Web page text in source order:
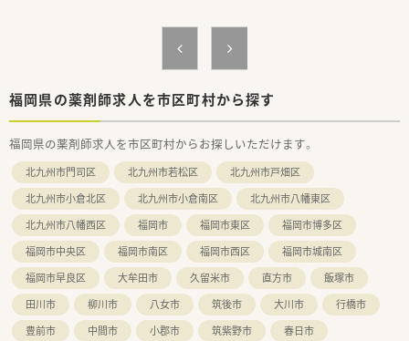
■全店舗で電子薬歴や薬の履歴を共有するネットワークを構築
しており、重複投薬のチェックなど安全性の高い医療を追求して
■ドラッグストアと調剤薬局の併設運営を軸に、漢方や訪問栄養
指導まで幅広く展開し、未病から介護まで地域をトータルで支え
ます。
■年収は経験や能力に応じて510万円から600万円の幅で提示さ
れ、能力や実績次第で高年収のテーブルも用意されています。
■住宅手当や家族手当などの諸手当が充実しており、世帯主であ
れば最大で月額4万円の住宅補助を受けることも可能でございま
す。
■正社員以外にもエリア限定社員や嘱託社員など多様な雇用形
態があり、個々のライフステージに合わせた働き方の相談が可能
です。
福岡県の薬剤師求人を市区町村から探す
福岡県の薬剤師求人を市区町村からお探しいただけます。
北九州市門司区 北九州市若松区
北九州市戸畑区
北九州市小倉北区
北九州市小倉南区
北九州市八幡東区
北九州市八幡西区
福岡市 福岡市東区
福岡市博多区
福岡市中央区
福岡市南区 福岡市西区
福岡市城南区
福岡市早良区
大牟田市 久留米市 直方市
飯塚市
田川市
柳川市 八女市 筑後市 大川市
行橋市
豊前市
中間市 小郡市 筑紫野市
春日市